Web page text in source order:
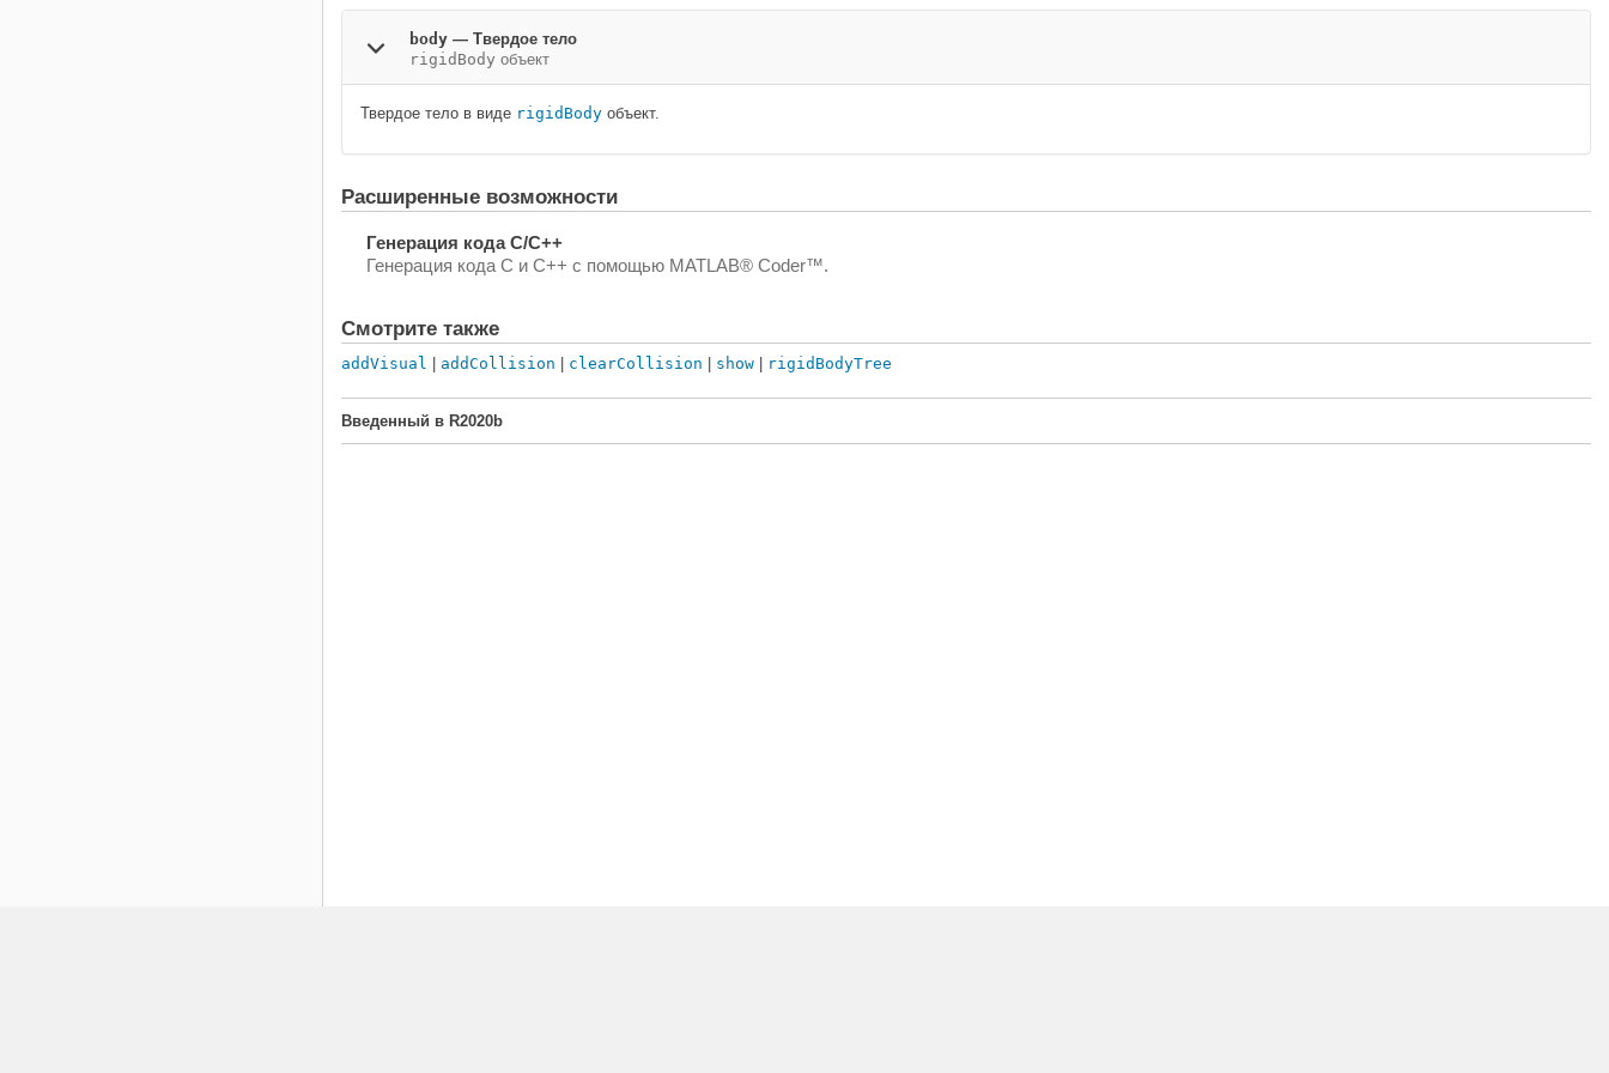
body — Твердое тело
rigidBody объект
Твердое тело в виде rigidBody объект.
Расширенные возможности
Генерация кода C/C++
Генерация кода C и C++ с помощью MATLAB® Coder™.
Смотрите также
addVisual addCollision clearCollision show rigidBodyTree
Введенный в R2020b